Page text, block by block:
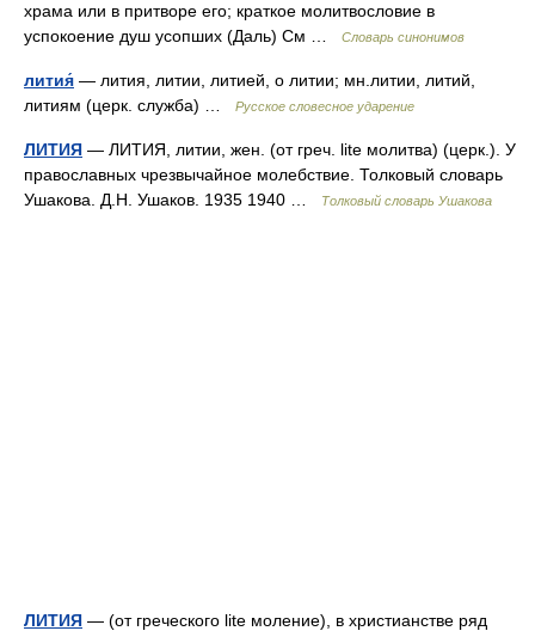
храма или в притворе его; краткое молитвословие в
успокоение душ усопших (Даль) См …
Словарь синонимов
лития́ — лития, литии, литией, о литии; мн.литии, литий,
литиям (церк. служба) …
Русское словесное ударение
ЛИТИЯ — ЛИТИЯ, литии, жен. (от греч. lite молитва) (церк.). У
православных чрезвычайное молебствие. Толковый словарь
Ушакова. Д.Н. Ушаков. 1935 1940 …
Толковый словарь Ушакова
ЛИТИЯ — (от греческого lite моление), в христианстве ряд